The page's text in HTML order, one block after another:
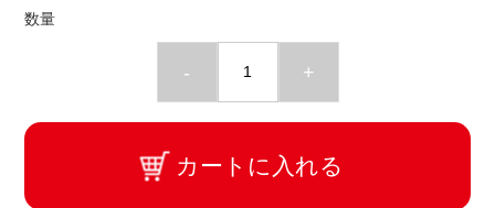
数量
- +
カートに入れる